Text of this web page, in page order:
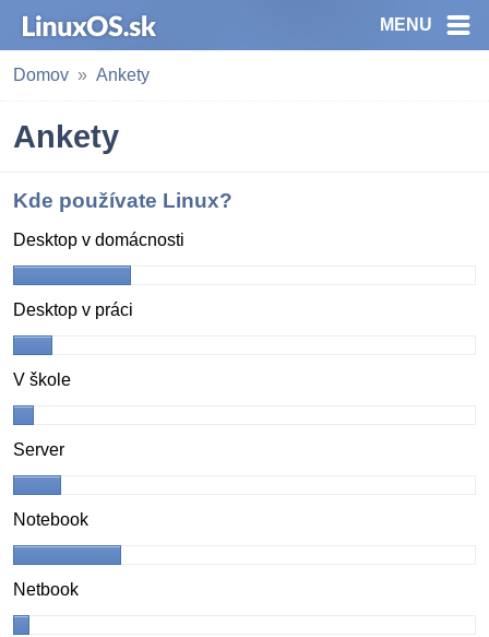
MENU
Domov Ankety
Ankety
Kde používate Linux?
Desktop v domácnosti
Desktop v práci
V škole
Server
Notebook
Netbook